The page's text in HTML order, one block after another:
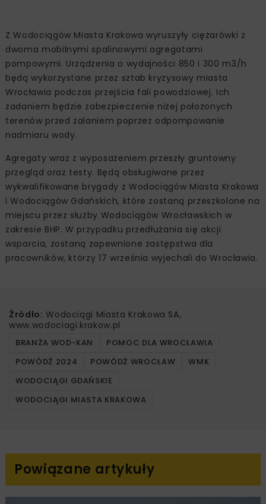
Z Wodociągów Miasta Krakowa wyruszyły ciężarówki z
dwoma mobilnymi spalinowymi agregatami
pompowymi. Urządzenia o wydajności 850 i 300 m3/h
będą wykorzystane przez sztab kryzysowy miasta
Wrocławia podczas przejścia fali powodziowej. Ich
zadaniem będzie zabezpieczenie niżej położonych
terenów przed zalaniem poprzez odpompowanie
nadmiaru wody.
Agregaty wraz z wyposażeniem przeszły gruntowny
przegląd oraz testy. Będą obsługiwane przez
wykwalifikowane brygady z Wodociągów Miasta Krakowa
i Wodociągów Gdańskich, które zostaną przeszkolone na
miejscu przez służby Wodociągów Wrocławskich w
zakresie BHP. W przypadku przedłużania się akcji
wsparcia, zostaną zapewnione zastępstwa dla
pracowników, którzy 17 września wyjechali do Wrocławia.
Źródło: Wodociągi Miasta Krakowa SA,
www.wodociagi.krakow.pl
BRANŻA WOD-KAN
POMOC DLA WROCŁAWIA
POWÓDŹ 2024
POWÓDŹ WROCŁAW
WMK
WODOCIĄGI GDAŃSKIE
WODOCIĄGI MIASTA KRAKOWA
Powiązane artykuły